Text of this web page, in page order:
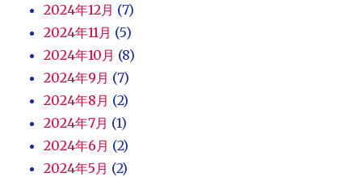
2024年12月 (7)
2024年11月 (5)
2024年10月 (8)
2024年9月 (7)
2024年8月 (2)
2024年7月 (1)
2024年6月 (2)
2024年5月 (2)